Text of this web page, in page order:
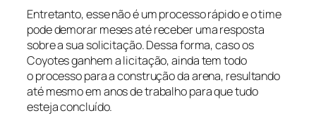
Entretanto, esse não é um processo rápido e o time
pode demorar meses até receber uma resposta
sobre a sua solicitação. Dessa forma, caso os
Coyotes ganhem a licitação, ainda tem todo
o processo para a construção da arena, resultando
até mesmo em anos de trabalho para que tudo
esteja concluído.